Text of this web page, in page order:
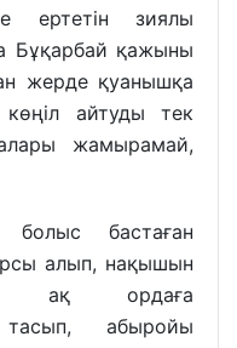
ертетін зиялы
Бұқарбай қажыны
жерде қуанышқа
айтуды тек
жамырамай,
бастаған
алып, нақышын
ақ ордаға
абыройы